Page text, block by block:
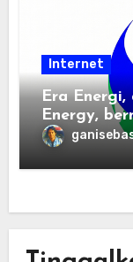
Internet
Era Energi,
Energy,
transisi
energi